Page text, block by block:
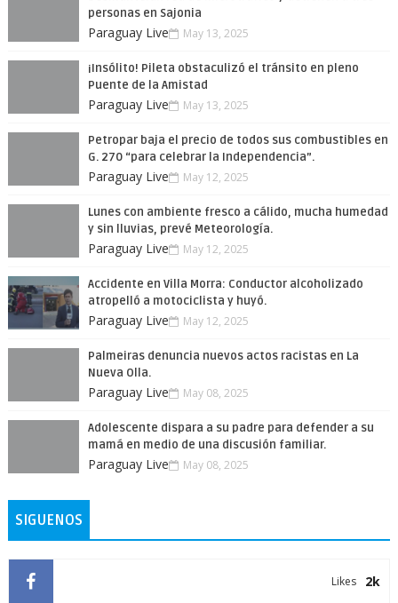
personas en Sajonia
Paraguay Live May 13, 2025
¡Insólito! Pileta obstaculizó el tránsito en pleno
Puente de la Amistad
Paraguay Live May 13, 2025
Petropar baja el precio de todos sus combustibles en
G. 270 “para celebrar la Independencia”.
Paraguay Live May 12, 2025
Lunes con ambiente fresco a cálido, mucha humedad
y sin lluvias, prevé Meteorología.
Paraguay Live May 12, 2025
Accidente en Villa Morra: Conductor alcoholizado
atropelló a motociclista y huyó.
Paraguay Live May 12, 2025
Palmeiras denuncia nuevos actos racistas en La
Nueva Olla.
Paraguay Live May 08, 2025
Adolescente dispara a su padre para defender a su
mamá en medio de una discusión familiar.
Paraguay Live May 08, 2025
SIGUENOS
2k
Likes